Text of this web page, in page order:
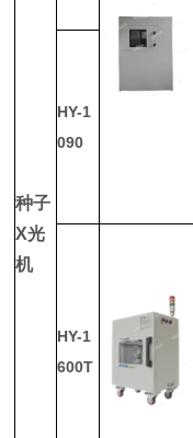
种子
X光
机
HY-1
090
HY-1
600T